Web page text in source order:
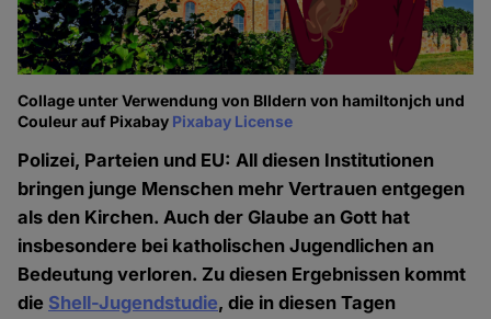
Collage unter Verwendung von BIldern von hamiltonjch und
Couleur auf Pixabay Pixabay License
Polizei, Parteien und EU: All diesen Institutionen
bringen junge Menschen mehr Vertrauen entgegen
als den Kirchen. Auch der Glaube an Gott hat
insbesondere bei katholischen Jugendlichen an
Bedeutung verloren. Zu diesen Ergebnissen kommt
die Shell-Jugendstudie, die in diesen Tagen